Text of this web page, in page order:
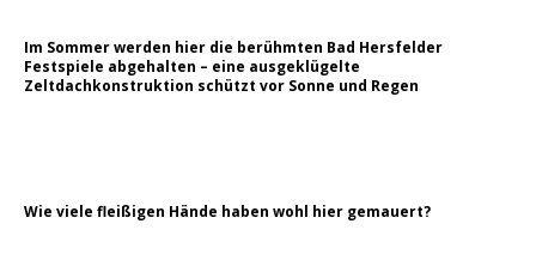
Im Sommer werden hier die berühmten Bad Hersfelder
Festspiele abgehalten – eine ausgeklügelte
Zeltdachkonstruktion schützt vor Sonne und Regen
Wie viele fleißigen Hände haben wohl hier gemauert?